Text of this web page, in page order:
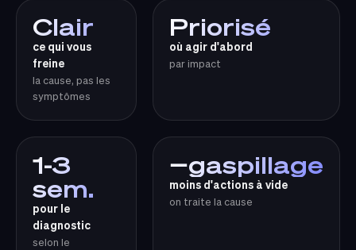
Clair
ce qui vous
freine
la cause, pas les
symptômes
Priorisé
où agir d'abord
par impact
1-3
sem.
pour le
diagnostic
selon le
−gaspillage
moins d'actions à vide
on traite la cause